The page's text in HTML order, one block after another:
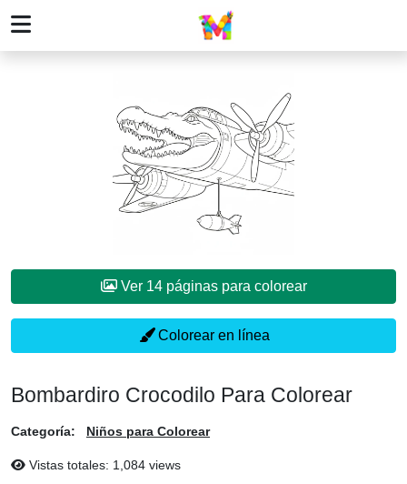
Ver 14 páginas para colorear
Colorear en línea
Bombardiro Crocodilo Para Colorear
Categoría: Niños para Colorear
Vistas totales: 1,084 views